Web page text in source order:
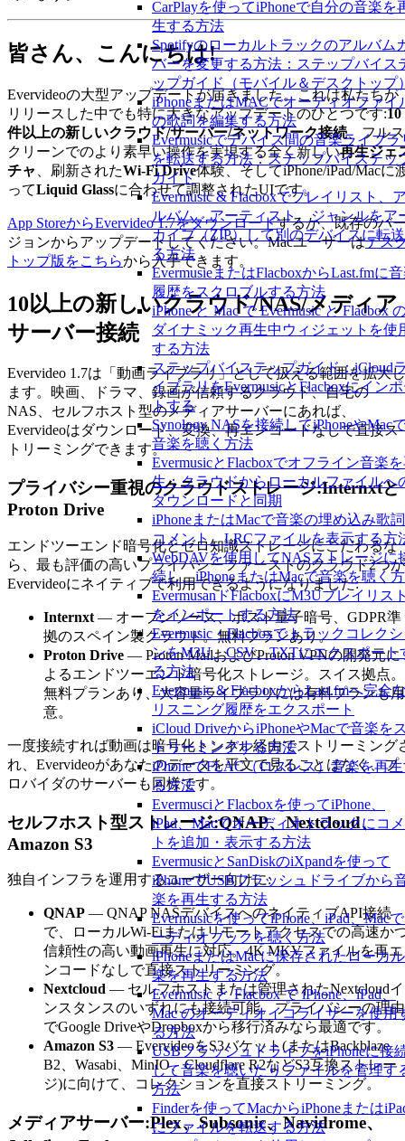
CarPlayを使ってiPhoneで自分の音楽を
生する方法
Spotifyのローカルトラックのアルバム
バーを変更する方法：ステップバイス
ップガイド（モバイル＆デスクトップ
iPhoneまたはMACでオーディオファイ
の歌詞を編集する方法
Evermusicでデバイス間の音楽ライブラ
を転送する方法：ステップバイステッ
ガイド
Evermusic & Flacboxでプレイリスト、
ルバム、アーティスト、ジャンルをア
カイブ（ZIP）して別のデバイスに転
る方法
EvermusieまたはFlacboxからLast.fmに
履歴をスクロブルする方法
iPhone と Mac で Evermusic と Flacbox
ダイナミック再生中ウィジェットを使
する方法
ステップバイステップガイド：iCloud
イブラリをEvermusicとFlacboxにイン
トする
Synology NASを接続してiPhoneやMac
音楽を聴く方法
EvermusicとFlacboxでオフライン音楽
生：クラウドからローカルファイルへ
ダウンロードと同期
iPhoneまたはMacで音楽の埋め込み歌
コメント、LRCファイルを表示する方
WebDAVを使用してNASストレージに
続し、iPhoneまたはMacで音楽を聴く
EvermusanドFlacboxにM3Uプレイリス
をインポートする方法
Evermusic・Flacboxでトラックコレク
ンをM3U、CSV、TXTにエクスポート
る方法
Evermusic & FlacboxからLast.fmへ完全
リスニング履歴をエクスポート
iCloud DriveからiPhoneやMacで音楽を
トリーミングする方法
iPhoneでFLAC（ロスレス）音楽を再
る方法
EvermusciとFlacboxを使ってiPhone、
iPad、Macでオーディオトラックにコ
トを追加・表示する方法
EvermusicとSanDiskのiXpandを使って
iPhoneでUSBフラッシュドライブから
楽を再生する方法
Evermusicを使ってiPhone、iPad、Mac
ーディオブックを聴く方法
iPhoneまたはMacに保存されたローカ
楽を再生する方法
Evermusic と Flacbox で iPhone、iPad、
Mac のオーディオイコライザーを使用
る方法
USBフラッシュドライブをiPhoneに接
して音楽を聴いたりファイルを管理す
方法
Finderを使ってMacからiPhoneまたは
にファイルを転送する方法
皆さん、こんにちは!
Evervideoの大型アップデートが届きました。これは私たちが
リリースした中でも特に大きなアップデートのひとつです:10
件以上の新しいクラウド/サーバー/ネットワーク接続、フルス
クリーンでのより素早い操作を実現する全く新しい再生ジェ
チャ
、刷新されたWi-Fi Drive体験、そしてiPhone/iPad/Macに
ってLiquid Glassに合わせて調整されたUIです。
App StoreからEvervideo 1.7をダウンロードするか、既存のバ
ジョンからアップデートしてください。Macユーザーはデス
トップ版をこちらから入手できます。
10以上の新しいクラウド/NAS/メディア
サーバー接続
Evervideo 1.7は「動画ライブラリ」として扱える範囲を拡大し
ます。映画、ドラマ、録画が信頼するクラウド、自宅の
NAS、セルフホスト型のメディアサーバーにあれば、
Evervideoはダウンロード、変換、再エンコードなしで直接ス
トリーミングできます。
プライバシー重視のクラウドストレージ:Internxtと
Proton Drive
エンドツーエンド暗号化とゼロ知識ストレージにこだわるな
ら、最も評価の高いプライバシーファーストのクラウド2つが
Evervideoにネイティブで利用できるようになりました:
Internxt — オープンソース、ポスト量子暗号、GDPR準
拠のスペイン製クラウド。無料プランあり。
Proton Drive — Proton MailおよびProton VPNの開発元に
よるエンドツーエンド暗号化ストレージ。スイス拠点。
無料プランあり、大容量ライブラリには有料プランも用
意。
一度接続すれば動画は暗号化トンネル経由でストリーミング
れ、Evervideoがあなたのデータを平文で見ることはなく、プ
ロバイダのサーバーも同様です。
セルフホスト型ストレージ:QNAP、Nextcloud、
Amazon S3
独自インフラを運用するユーザー向けに:
QNAP — QNAP NASデバイスへのネイティブAPI接続
で、ローカルWi-Fiまたはリモートアクセスでの高速か
信頼性の高い動画再生に対応。4K MKVファイルを再エ
ンコードなしで直接ストリーミング。
Nextcloud — セルフホストまたは管理されたNextcloudイ
ンスタンスのいずれにも接続可能。プライバシーの理由
でGoogle DriveやDropboxから移行済みなら最適です。
Amazon S3 — EvervideoをS3バケット(またはBackblaze
B2、Wasabi、MinIO、Cloudflare R2などS3互換ストレー
ジ)に向けて、コレクションを直接ストリーミング。
メディアサーバー:Plex、Subsonic、Navidrome、